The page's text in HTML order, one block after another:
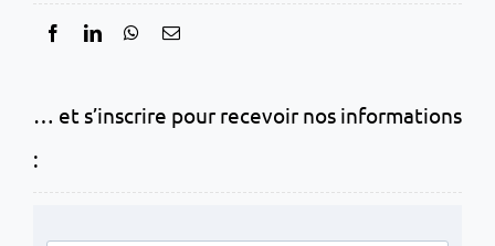
… et s’inscrire pour recevoir nos informations
: